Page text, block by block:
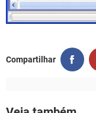
Compartilhar